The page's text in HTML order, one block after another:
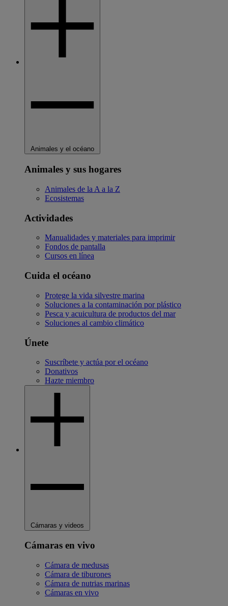
Animales y el océano
Animales y sus hogares
Animales de la A a la Z
Ecosistemas
Actividades
Manualidades y materiales para imprimir
Fondos de pantalla
Cursos en línea
Cuida el océano
Protege la vida silvestre marina
Soluciones a la contaminación por plástico
Pesca y acuicultura de productos del mar
Soluciones al cambio climático
Únete
Suscríbete y actúa por el océano
Donativos
Hazte miembro
Cámaras y videos
Cámaras en vivo
Cámara de medusas
Cámara de tiburones
Cámara de nutrias marinas
Cámaras en vivo